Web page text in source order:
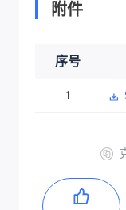
附件
序号
1